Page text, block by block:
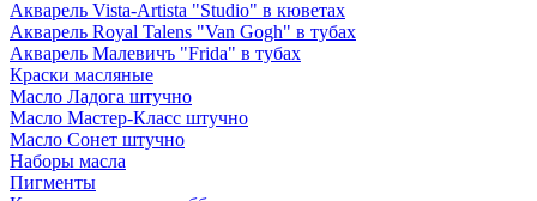
Акварель Vista-Artista "Studio" в кюветах
Акварель Royal Talens "Van Gogh" в тубах
Акварель Малевичъ "Frida" в тубах
Краски масляные
Масло Ладога штучно
Масло Мастер-Класс штучно
Масло Сонет штучно
Наборы масла
Пигменты